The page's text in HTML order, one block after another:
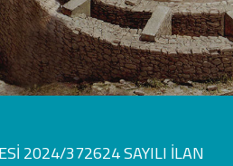
2024/372624 SAYILI İLAN